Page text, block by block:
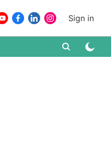
Sign in